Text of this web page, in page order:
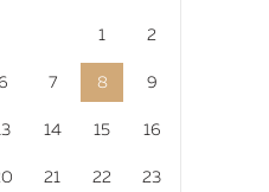
1 2
7 8 9
14 15 16
21 22 23